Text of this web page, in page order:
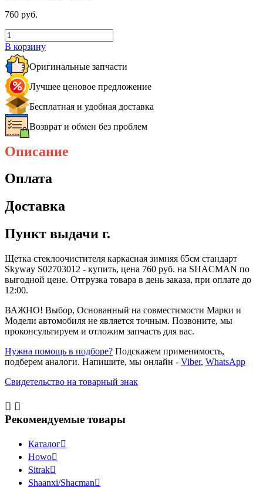
760 руб.
В корзину
Оригинальные запчасти
Лучшее ценовое предложение
Бесплатная и удобная доставка
Возврат и обмен без проблем
Описание
Оплата
Доставка
Пункт выдачи г.
Щетка стеклоочистителя каркасная зимняя 65см стандарт
Skyway S02703012 - купить, цена 760 руб. на SHACMAN по
выгодной цене. Отгрузка товара в день заказа, при оплате до
12:00.
ВАЖНО! Выбор, Основанный на совместимости Марки и
Модели автомобиля не является точным. Позвоните, мы
проконсультируем и отложим запчасть для вас.
Нужна помощь в подборе? Подскажем применимость,
подберем аналоги. Напишите, мы онлайн - Viber, WhatsApp
Свидетельство на товарный знак
 
Рекомендуемые товары
Каталог
Howo
Sitrak
Shaanxi/Shacman